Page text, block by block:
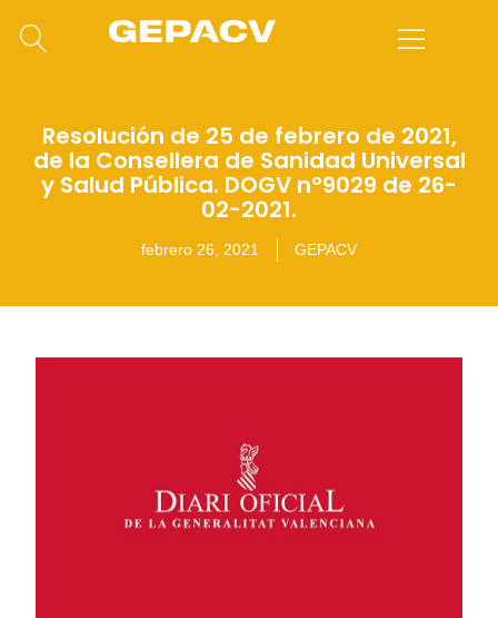
Resolución de 25 de febrero de 2021,
de la Consellera de Sanidad Universal
y Salud Pública. DOGV nº9029 de 26-
02-2021.
febrero 26, 2021 GEPACV